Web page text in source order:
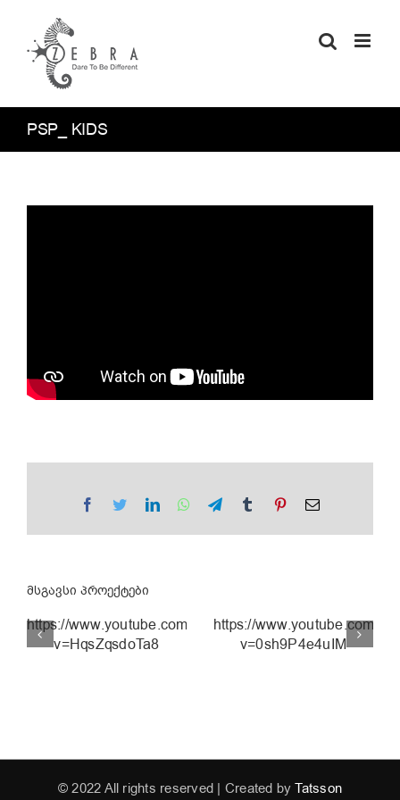
content
PSP_ KIDS
Facebook
TwitterLinkedInWhatsApp
TelegramTumblrPinterestEmail
მსგავსი პროექტები
https://www.youtube.com/watch?
v=HqsZqsdoTa8
https://www.youtube.com/
v=0sh9P4e4uIM
© 2022 All rights reserved | Created byTatsson